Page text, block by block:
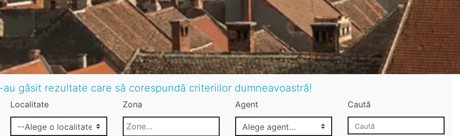
găsit rezultate care să corespundă criteriilor dumneavoastră!
Localitate Zona Agent Caută